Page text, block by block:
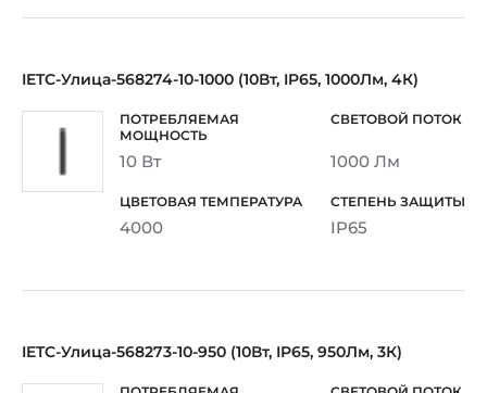
IETC-Улица-568274-10-1000 (10Вт, IP65, 1000Лм, 4К)
10 Вт 1000 Лм
4000 IP65
IETC-Улица-568273-10-950 (10Вт, IP65, 950Лм, 3К)